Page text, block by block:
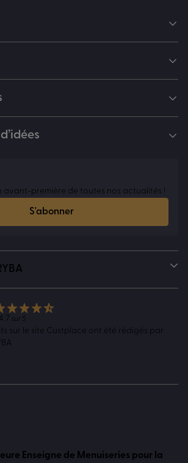
avant-première de toutes nos actualités !
S'abonner
4.7 sur 5
sur le site Custplace ont été rédigés par
Enseigne de Menuiseries pour la